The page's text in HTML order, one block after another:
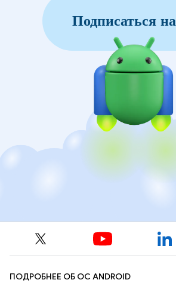
Подписаться на
ПОДРОБНЕЕ ОБ ОС ANDROID